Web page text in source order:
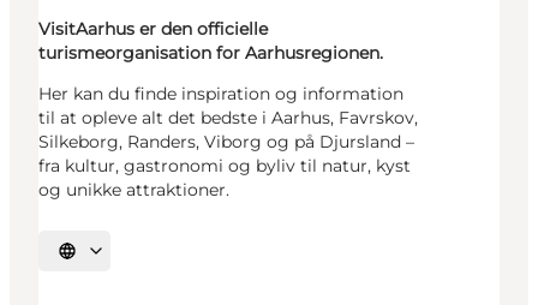
VisitAarhus er den officielle
turismeorganisation for Aarhusregionen.
Her kan du finde inspiration og information
til at opleve alt det bedste i Aarhus, Favrskov,
Silkeborg, Randers, Viborg og på Djursland –
fra kultur, gastronomi og byliv til natur, kyst
og unikke attraktioner.
Vælg sprog